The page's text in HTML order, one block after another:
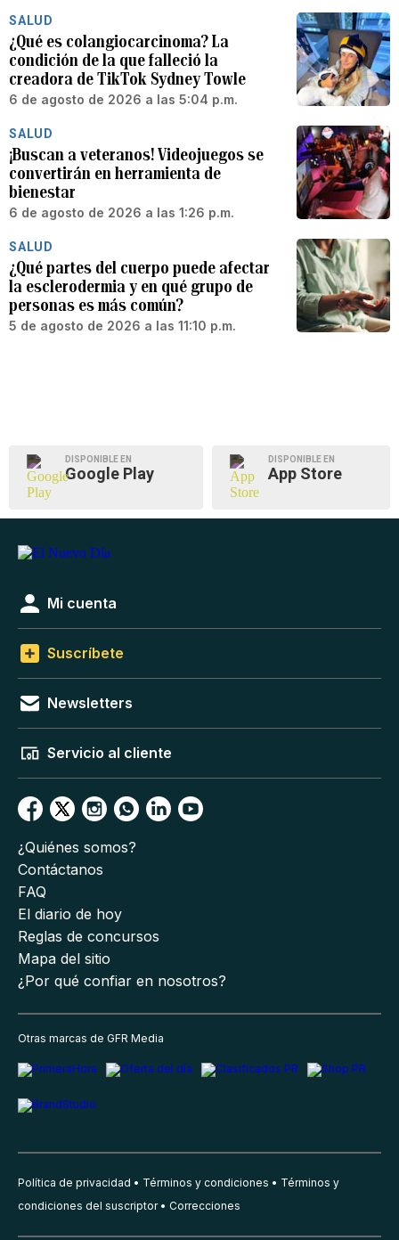
SALUD
¿Qué es colangiocarcinoma? La
condición de la que falleció la
creadora de TikTok Sydney Towle
6 de agosto de 2026 a las 5:04 p.m.
SALUD
¡Buscan a veteranos! Videojuegos se
convertirán en herramienta de
bienestar
6 de agosto de 2026 a las 1:26 p.m.
SALUD
¿Qué partes del cuerpo puede afectar
la esclerodermia y en qué grupo de
personas es más común?
5 de agosto de 2026 a las 11:10 p.m.
DISPONIBLE EN
Google Play
DISPONIBLE EN
App Store
Mi cuenta
Suscríbete
Newsletters
Servicio al cliente
¿Quiénes somos?
Contáctanos
FAQ
El diario de hoy
Reglas de concursos
Mapa del sitio
¿Por qué confiar en nosotros?
Otras marcas de GFR Media
Política de privacidad Términos y condiciones
Términos y
condiciones del suscriptor
Correcciones